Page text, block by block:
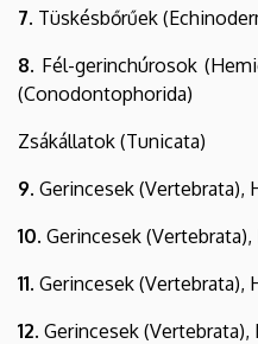
7. Tüskésbőrűek
8. Fél-gerinchúrosok
(Conodontophorida)
Zsákállatok (Tunicata)
9. Gerincesek (Vertebrata),
10. Gerincesek
11. Gerincesek (Vertebrata),
12. Gerincesek (Vertebrata),